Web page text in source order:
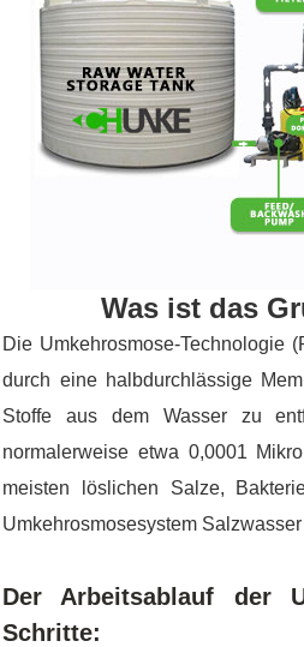
Was ist das
Die Umkehrosmose-Technologie
durch eine halbdurchlässige
Stoffe aus dem Wasser zu
normalerweise etwa 0,0001
meisten löslichen Salze,
Umkehrosmosesystem
Der Arbeitsablauf der
Schritte: